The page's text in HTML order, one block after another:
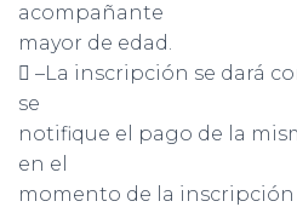
acompañante
mayor de edad.
 –La inscripción se dará
se
notifique el pago de la
en el
momento de la inscripción